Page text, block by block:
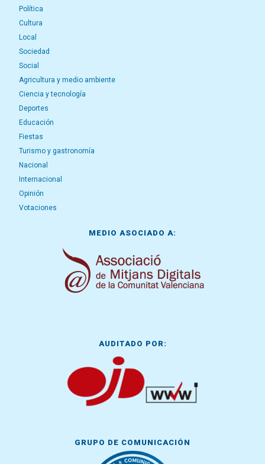
Política
Cultura
Local
Sociedad
Social
Agricultura y medio ambiente
Ciencia y tecnología
Deportes
Educación
Fiestas
Turismo y gastronomía
Nacional
Internacional
Opinión
Votaciones
MEDIO ASOCIADO A:
AUDITADO POR:
GRUPO DE COMUNICACIÓN